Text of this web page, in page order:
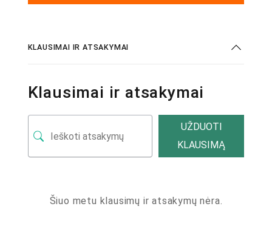
KLAUSIMAI IR ATSAKYMAI
Klausimai ir atsakymai
UŽDUOTI
KLAUSIMĄ
Šiuo metu klausimų ir atsakymų nėra.